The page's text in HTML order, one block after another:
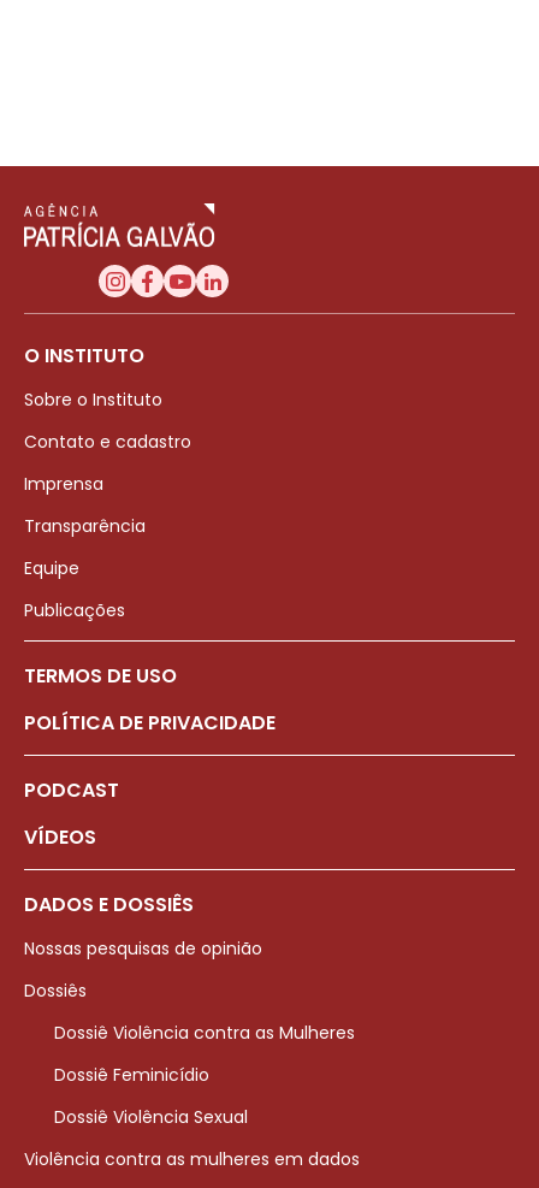
O INSTITUTO
Sobre o Instituto
Contato e cadastro
Imprensa
Transparência
Equipe
Publicações
TERMOS DE USO
POLÍTICA DE PRIVACIDADE
PODCAST
VÍDEOS
DADOS E DOSSIÊS
Nossas pesquisas de opinião
Dossiês
Dossiê Violência contra as Mulheres
Dossiê Feminicídio
Dossiê Violência Sexual
Violência contra as mulheres em dados